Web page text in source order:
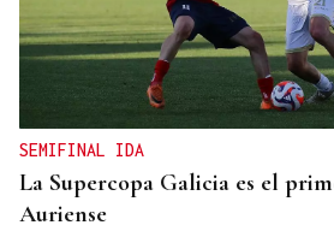
SEMIFINAL IDA
La Supercopa Galicia es el
Auriense